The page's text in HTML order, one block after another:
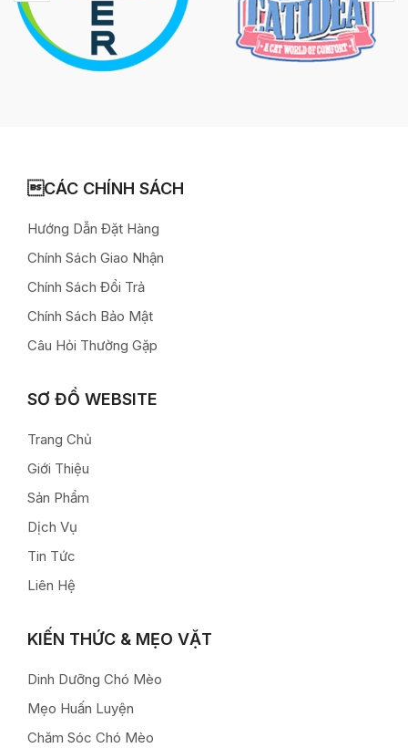
CÁC CHÍNH SÁCH
Hướng Dẫn Đặt Hàng
Chính Sách Giao Nhận
Chính Sách Đổi Trả
Chính Sách Bảo Mật
Câu Hỏi Thường Gặp
SƠ ĐỒ WEBSITE
Trang Chủ
Giới Thiệu
Sản Phẩm
Dịch Vụ
Tin Tức
Liên Hệ
KIẾN THỨC & MẸO VẶT
Dinh Dưỡng Chó Mèo
Mẹo Huấn Luyện
Chăm Sóc Chó Mèo